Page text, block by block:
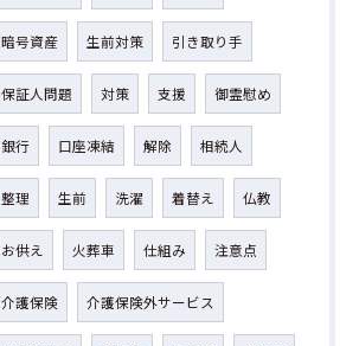
暗号資産 生前対策 引き取り手
保証人問題 対策 支援 御霊慰め
銀行 口座凍結 解除 相続人
整理 生前 洗濯 着替え 仏教
お供え 火葬車 仕組み 注意点
介護保険 介護保険外サービス